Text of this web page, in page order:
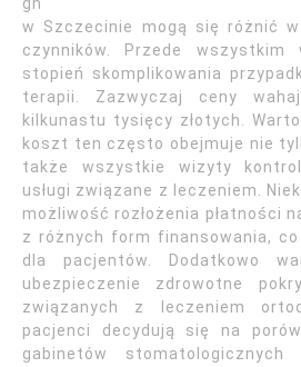
w Szczecinie mogą się różnić
czynników. Przede wszystkim
stopień skomplikowania
terapii. Zazwyczaj ceny
kilkunastu tysięcy złotych.
koszt ten często obejmuje nie
także wszystkie wizyty
usługi związane z leczeniem.
możliwość rozłożenia płatności
z różnych form finansowania,
dla pacjentów. Dodatkowo
ubezpieczenie zdrowotne
związanych z leczeniem
pacjenci decydują się na
gabinetów